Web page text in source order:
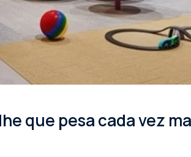
que pesa cada vez